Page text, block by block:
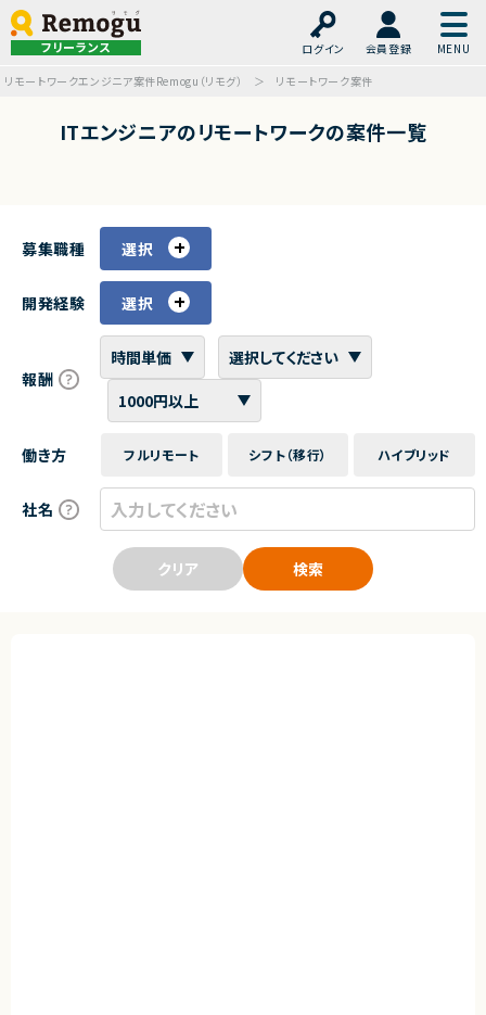
フリーランス ログイン
会員登録
リモートワークエンジニア案件Remogu（リモグ）
リモートワーク案件
ITエンジニアのリモートワークの案件一覧
募集職種 選択
開発経験 選択
報酬
働き方 フルリモート シフト（移行） ハイブリッド
社名
クリア 検索